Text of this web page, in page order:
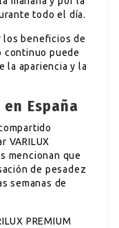
todo el día.
los beneficios de
continuo puede
la apariencia y la
España
VARILUX
mencionan que
de pesadez
semanas de
PREMIUM